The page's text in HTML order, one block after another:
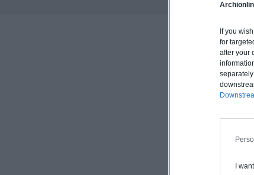
If you
for
after your
I